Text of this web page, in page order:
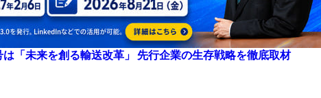
は「未来を創る輸送改革」 先行企業の生存戦略を徹底取材